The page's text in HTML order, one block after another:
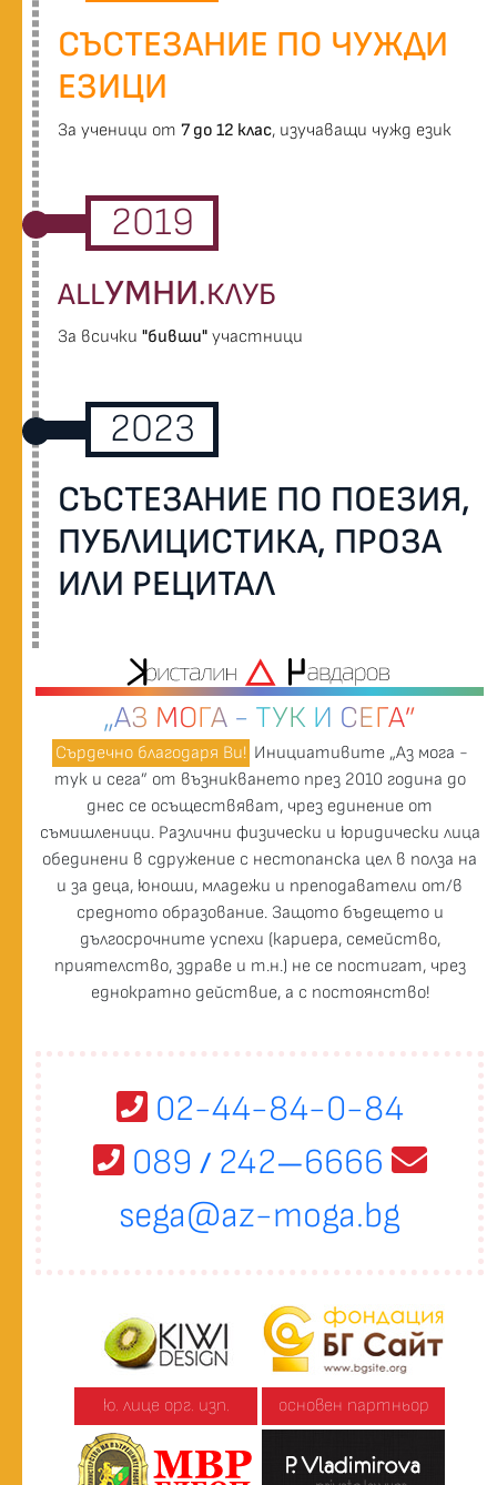
СЪСТЕЗАНИЕ ПО ЧУЖДИ
ЕЗИЦИ
За ученици от 7 до 12 клас, изучаващи чужд език
2019
ALLУМНИ.КЛУБ
За всички "бивши" участници
2023
СЪСТЕЗАНИЕ ПО ПОЕЗИЯ,
ПУБЛИЦИСТИКА, ПРОЗА
ИЛИ РЕЦИТАЛ
„АЗ МОГА - ТУК И СЕГА”
Сърдечно благодаря Ви! Инициативите „Аз мога -
тук и сега” от възникването през 2010 година до
днес се осъществяват, чрез единение от
съмишленици. Различни физически и юридически лица
обединени в сдружение с нестопанска цел в полза на
и за деца, юноши, младежи и преподаватели от/в
средното образование. Защото бъдещето и
дългосрочните успехи (кариера, семейство,
приятелство, здраве и т.н.) не се постигат, чрез
еднократно действие, а с постоянство!
02-44-84-0-84
089 /242—6666
sega@az-moga.bg
ю. лице орг. изп. основен партньор